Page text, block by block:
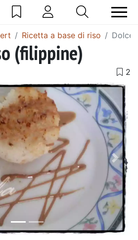
Ricetta a base di riso Dolce
(filippine)